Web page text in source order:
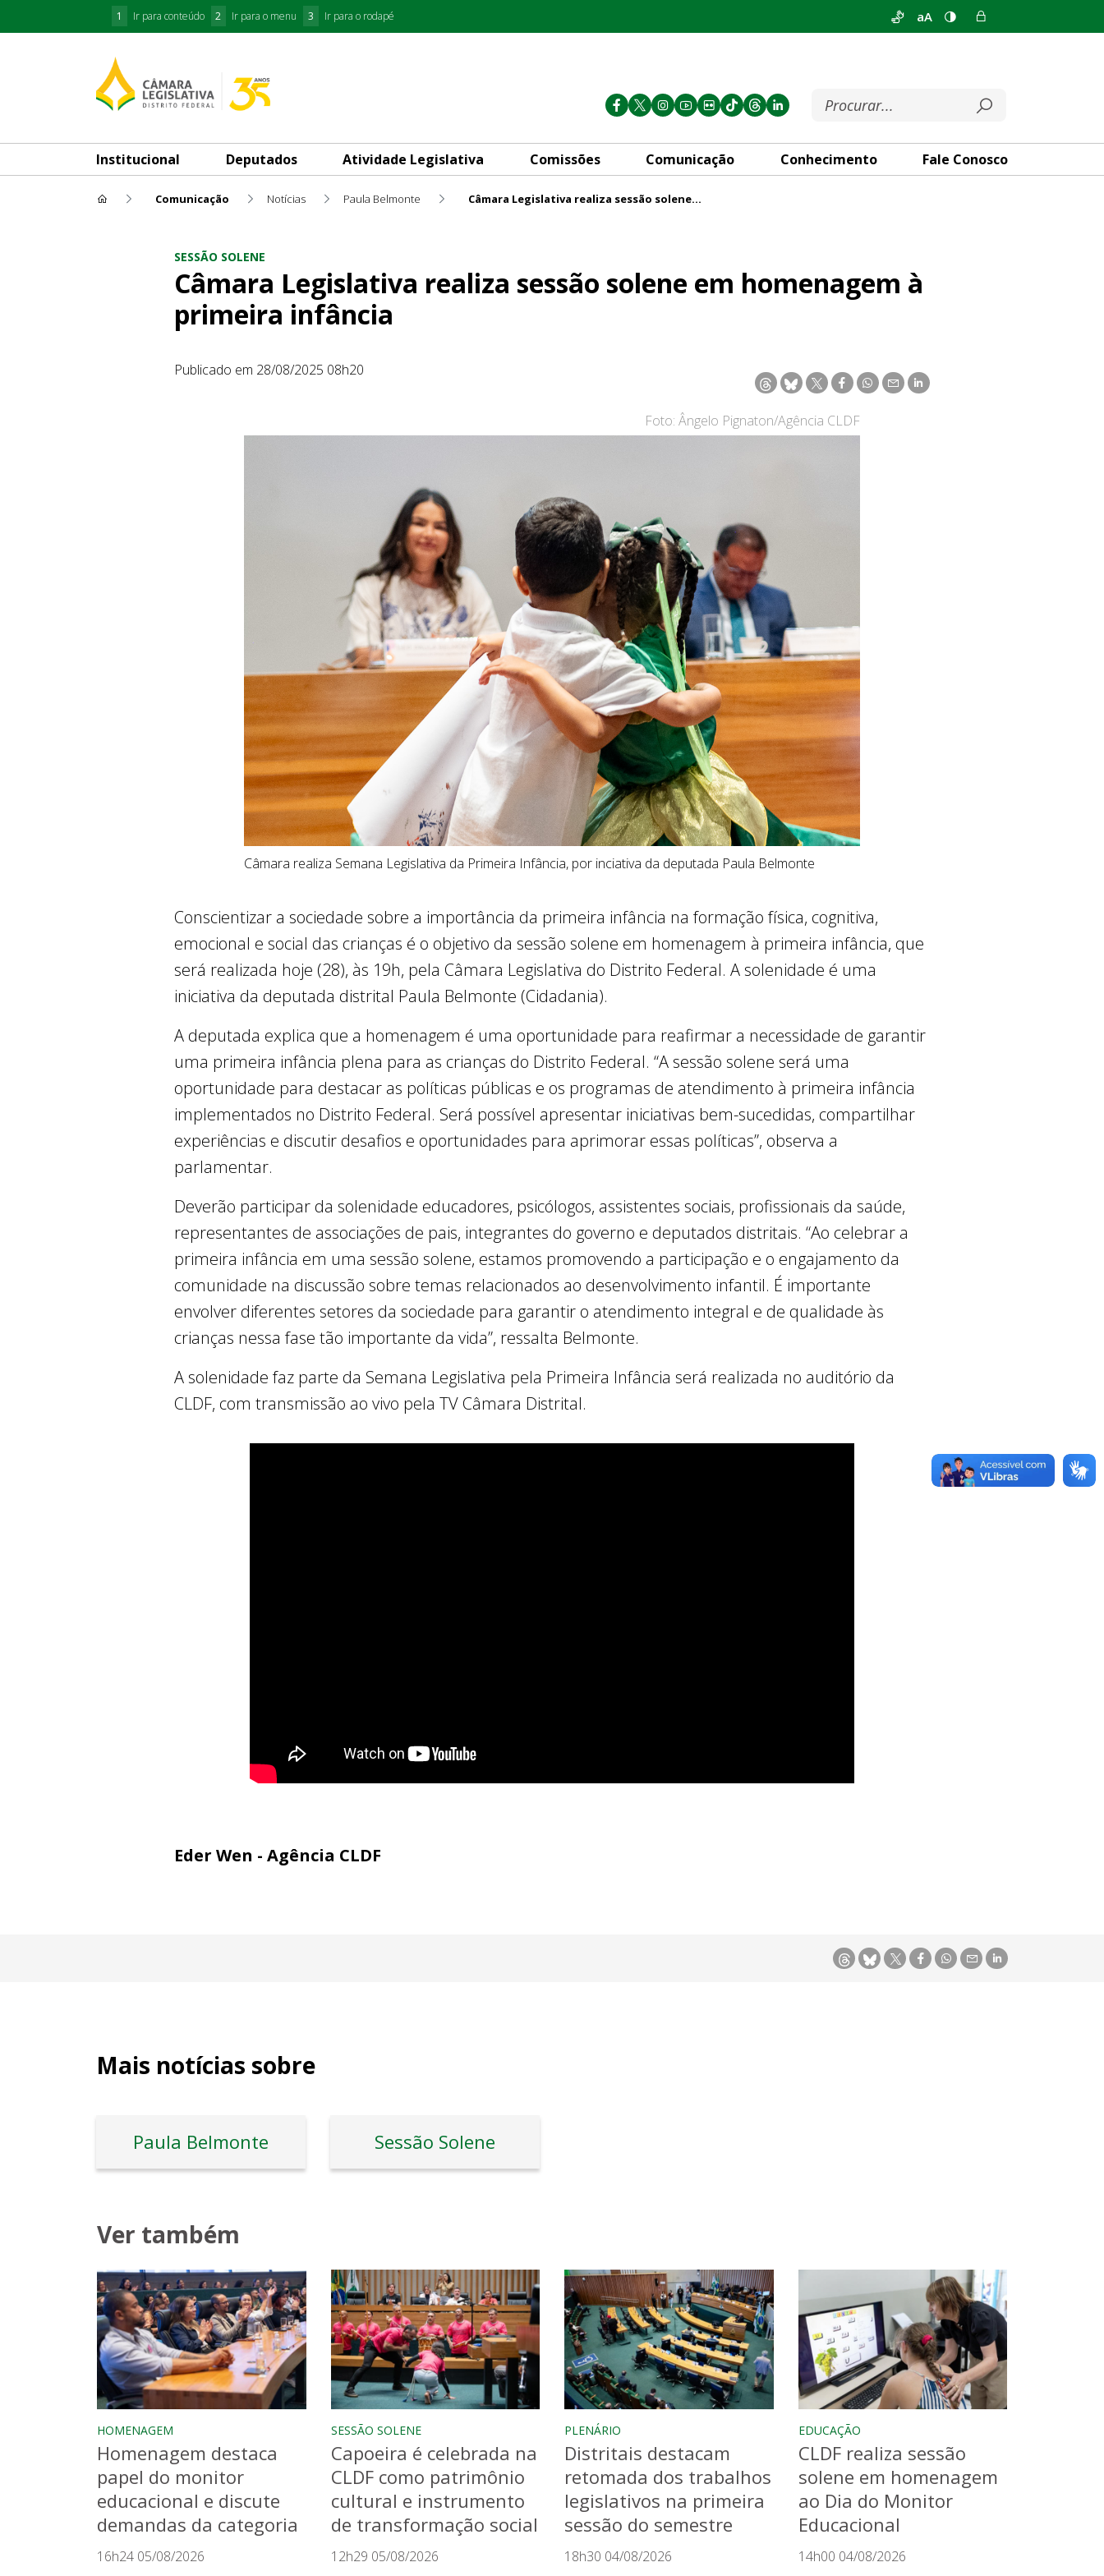
1 Ir para conteúdo 2 Ir para o menu 3 Ir para o rodapé aA
Institucional Deputados Atividade Legislativa Comissões Comunicação Conhecimento Fale Conosco
Comunicação Notícias Paula Belmonte Câmara Legislativa realiza sessão solene em homenagem à primeira infância
SESSÃO SOLENE
Câmara Legislativa realiza sessão solene em homenagem à
primeira infância
Publicado em 28/08/2025 08h20
Foto: Ângelo Pignaton/Agência CLDF
Câmara realiza Semana Legislativa da Primeira Infância, por inciativa da deputada Paula Belmonte
Conscientizar a sociedade sobre a importância da primeira infância na formação física, cognitiva,
emocional e social das crianças é o objetivo da sessão solene em homenagem à primeira infância, que
será realizada hoje (28), às 19h, pela Câmara Legislativa do Distrito Federal. A solenidade é uma
iniciativa da deputada distrital Paula Belmonte (Cidadania).
A deputada explica que a homenagem é uma oportunidade para reafirmar a necessidade de garantir
uma primeira infância plena para as crianças do Distrito Federal. “A sessão solene será uma
oportunidade para destacar as políticas públicas e os programas de atendimento à primeira infância
implementados no Distrito Federal. Será possível apresentar iniciativas bem-sucedidas, compartilhar
experiências e discutir desafios e oportunidades para aprimorar essas políticas”, observa a
parlamentar.
Deverão participar da solenidade educadores, psicólogos, assistentes sociais, profissionais da saúde,
representantes de associações de pais, integrantes do governo e deputados distritais. “Ao celebrar a
primeira infância em uma sessão solene, estamos promovendo a participação e o engajamento da
comunidade na discussão sobre temas relacionados ao desenvolvimento infantil. É importante
envolver diferentes setores da sociedade para garantir o atendimento integral e de qualidade às
crianças nessa fase tão importante da vida”, ressalta Belmonte.
A solenidade faz parte da Semana Legislativa pela Primeira Infância será realizada no auditório da
CLDF, com transmissão ao vivo pela TV Câmara Distrital.
Eder Wen - Agência CLDF
Mais notícias sobre
Paula Belmonte Sessão Solene
Ver também
HOMENAGEM
Homenagem destaca
papel do monitor
educacional e discute
demandas da categoria
16h24 05/08/2026
SESSÃO SOLENE
Capoeira é celebrada na
CLDF como patrimônio
cultural e instrumento
de transformação social
12h29 05/08/2026
PLENÁRIO
Distritais destacam
retomada dos trabalhos
legislativos na primeira
sessão do semestre
18h30 04/08/2026
EDUCAÇÃO
CLDF realiza sessão
solene em homenagem
ao Dia do Monitor
Educacional
14h00 04/08/2026